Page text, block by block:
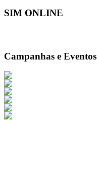
SIM ONLINE
Campanhas e Eventos